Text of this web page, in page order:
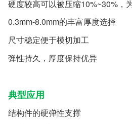
硬度较高可以被压缩10%~30%，
0.3mm-8.0mm的丰富厚度选择
尺寸稳定便于模切加工
弹性持久，厚度保持优异
典型应用
结构件的硬弹性支撑